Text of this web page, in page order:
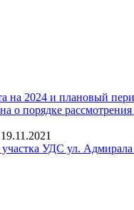
2024 и плановый
порядке
19.11.2021
участка УДС ул.